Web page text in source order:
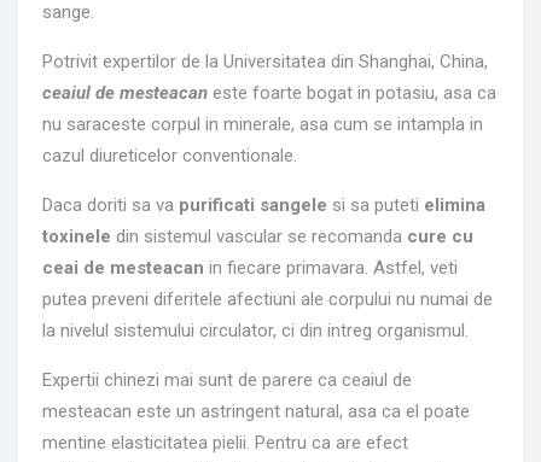
sange.
Potrivit expertilor de la Universitatea din Shanghai, China,
ceaiul de mesteacan este foarte bogat in potasiu, asa ca
nu saraceste corpul in minerale, asa cum se intampla in
cazul diureticelor conventionale.
Daca doriti sa va purificati sangele si sa puteti elimina
toxinele din sistemul vascular se recomanda cure cu
ceai de mesteacan in fiecare primavara. Astfel, veti
putea preveni diferitele afectiuni ale corpului nu numai de
la nivelul sistemului circulator, ci din intreg organismul.
Expertii chinezi mai sunt de parere ca ceaiul de
mesteacan este un astringent natural, asa ca el poate
mentine elasticitatea pielii. Pentru ca are efect